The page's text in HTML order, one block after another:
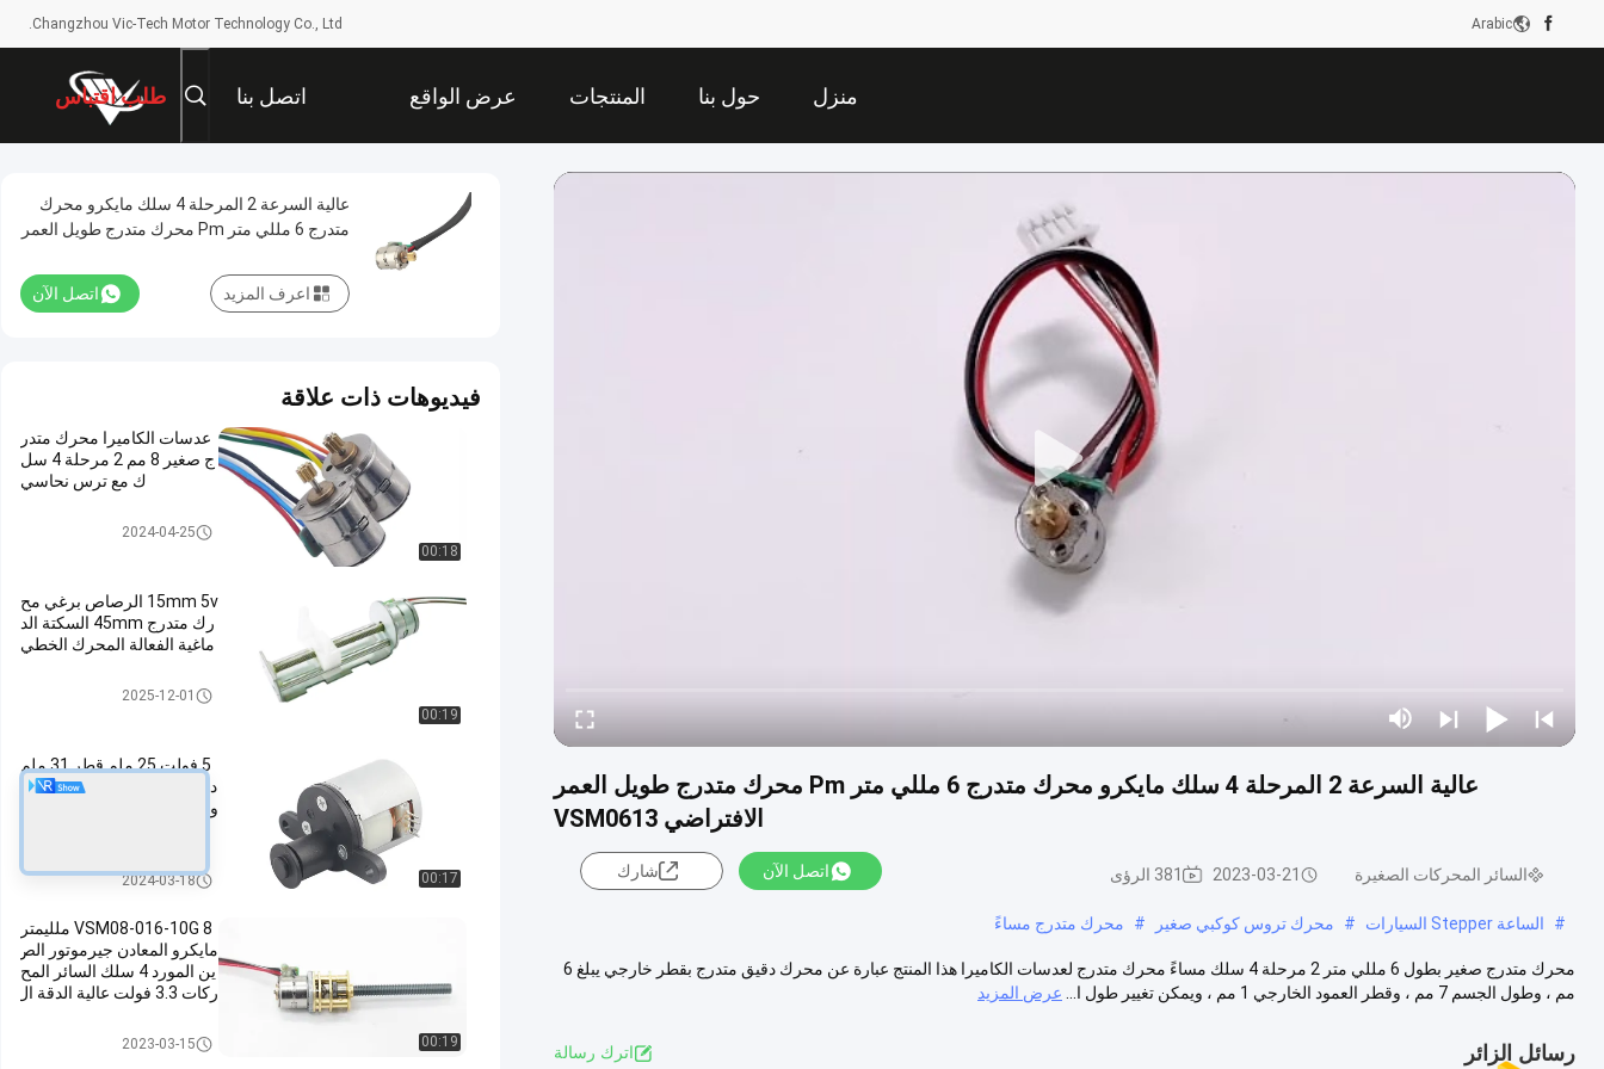
Changzhou Vic-Tech Motor Technology Co., Ltd. Arabic
منزل حول بنا المنتجات عرض الواقع
الافتراضي
اتصل بنا طلب اقتباس
عالية السرعة 2 المرحلة 4 سلك مايكرو محرك متدرج 6 مللي متر Pm محرك متدرج طويل العمر
الافتراضي VSM0613
السائر المحركات الصغيرة 2023-03-21 381 الرؤى اتصل الآن شارك
# الساعة Stepper السيارات # محرك تروس كوكبي صغير # محرك متدرج مساءً
محرك متدرج صغير بطول 6 مللي متر 2 مرحلة 4 سلك مساءً محرك متدرج لعدسات الكاميرا هذا المنتج عبارة عن محرك دقيق متدرج بقطر خارجي يبلغ 6
مم ، وطول الجسم 7 مم ، وقطر العمود الخارجي 1 مم ، ويمكن تغيير طول ا...
عرض المزيد
رسائل الزائر اترك رسالة
عالية السرعة 2 المرحلة 4 سلك مايكرو محرك
متدرج 6 مللي متر Pm محرك متدرج طويل العمر
اتصل الآن اعرف المزيد
فيديوهات ذات علاقة
00:18
عدسات الكاميرا محرك متدر
ج صغير 8 مم 2 مرحلة 4 سل
ك مع ترس نحاسي
السائر المحركات الصغيرة
2024-04-25
00:19
15mm 5v الرصاص برغي مح
رك متدرج 45mm السكتة الد
ماغية الفعالة المحرك الخطي
شريط التمرير السائر2025-12-01
00:17
5 فولت 25 ملم قطر 31 ملم
دورة عالية مسافة محرك خط
يعشّق محرك stepper2024-03-18
00:19
VSM08-016-10G 8 ملليمتر
مايكرو المعادن جيرموتور الص
ين المورد 4 سلك السائر المح
ركات 3.3 فولت عالية الدقة ال
مايكرو ميتال جيرموتور2023-03-15